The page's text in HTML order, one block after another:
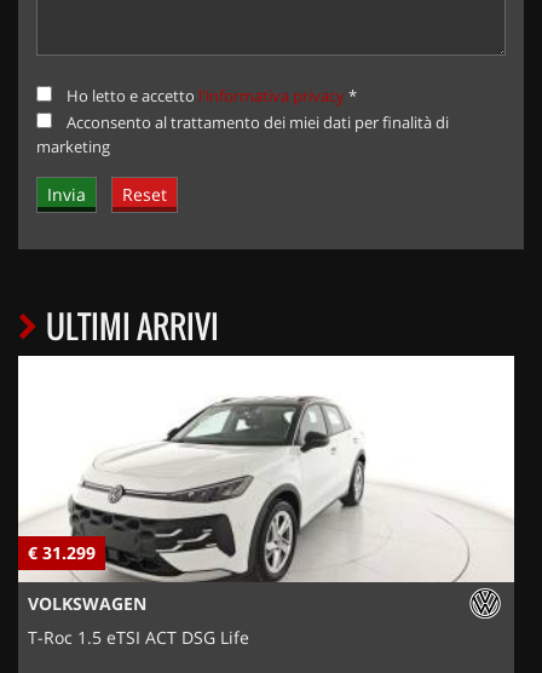
Ho letto e accetto l'informativa privacy*
Acconsento al trattamento dei miei dati per finalità di
marketing
ULTIMI ARRIVI
€ 31.299
VOLKSWAGEN
T-Roc 1.5 eTSI ACT DSG Life